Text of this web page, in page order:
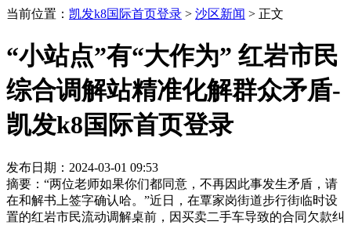
当前位置： 凯发k8国际首页登录 > 沙区新闻 > 正文
“小站点”有“大作为” 红岩市民
综合调解站精准化解群众矛盾-
凯发k8国际首页登录
发布日期：2024-03-01 09:53
摘要：“两位老师如果你们都同意，不再因此事发生矛盾，请
在和解书上签字确认哈。”近日，在覃家岗街道步行街临时设
置的红岩市民流动调解桌前，因买卖二手车导致的合同欠款纠